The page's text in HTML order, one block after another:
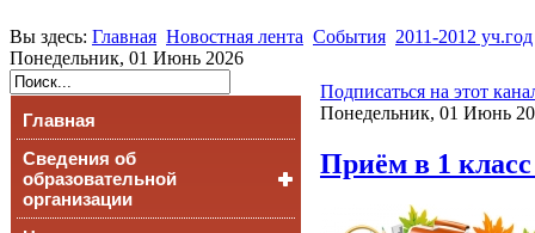
Вы здесь: Главная Новостная лента События 2011-2012 уч.год
Понедельник, 01 Июнь 2026
Главная
Сведения об
образовательной
организации
Подписаться на этот
Понедельник, 01 Июнь
Приём в 1